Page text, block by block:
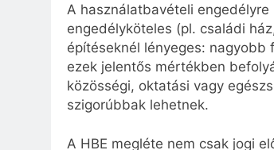
A használatbavételi
engedélyköteles (pl. családi
építéseknél lényeges:
ezek jelentős mértékben
közösségi, oktatási vagy
szigorúbbak lehetnek.
A HBE megléte nem csak jogi